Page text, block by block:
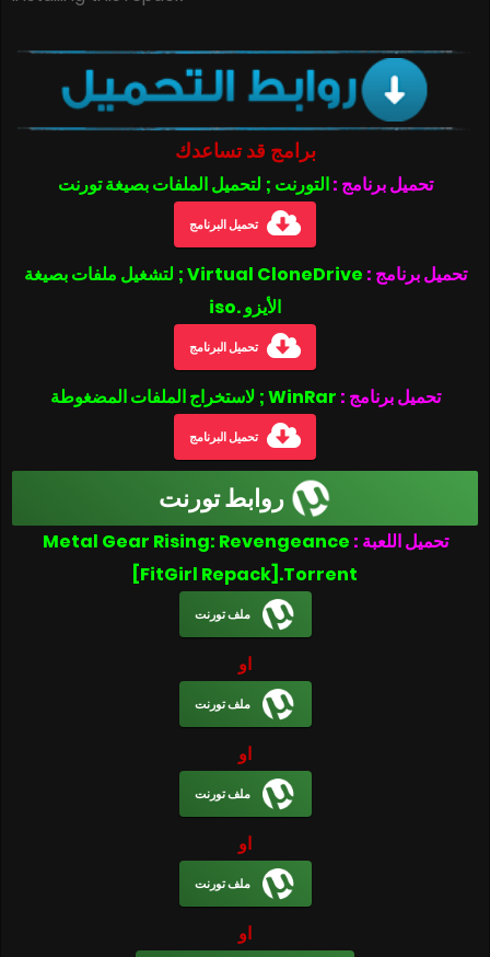
برامج قد تساعدك
تحميل برنامج :التورنت ; لتحميل الملفات بصيغة تورنت
تحميل البرنامج
تحميل برنامج :
Virtual CloneDrive ; لتشغيل ملفات بصيغة
الأيزو .iso
تحميل البرنامج
تحميل برنامج : WinRar ; لاستخراج الملفات المضغوطة
تحميل البرنامج
روابط تورنت
تحميل اللعبة : Metal Gear Rising: Revengeance
[FitGirl Repack].Torrent
ملف تورنت
او
ملف تورنت
او
ملف تورنت
او
ملف تورنت
او